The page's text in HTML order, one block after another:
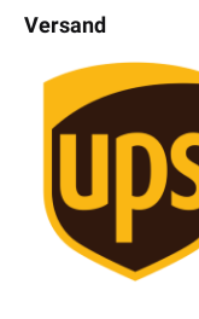
Versand